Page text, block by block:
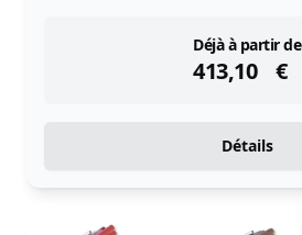
Déjà à partir de
413,10 €
instock
Détails